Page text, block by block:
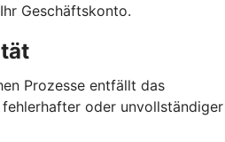
Geschäftskonto.
Prozesse entfällt das
oder unvollständiger